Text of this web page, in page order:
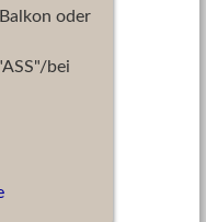
oder
bei